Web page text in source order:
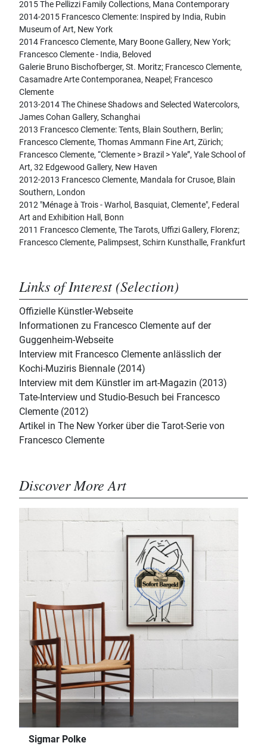
2015 The Pellizzi Family Collections, Mana Contemporary
2014-2015 Francesco Clemente: Inspired by India, Rubin
Museum of Art, New York
2014 Francesco Clemente, Mary Boone Gallery, New York;
Francesco Clemente - India, Beloved
Galerie Bruno Bischofberger, St. Moritz; Francesco Clemente,
Casamadre Arte Contemporanea, Neapel; Francesco
Clemente
2013-2014 The Chinese Shadows and Selected Watercolors,
James Cohan Gallery, Schanghai
2013 Francesco Clemente: Tents, Blain Southern, Berlin;
Francesco Clemente, Thomas Ammann Fine Art, Zürich;
Francesco Clemente, “Clemente > Brazil > Yale”, Yale School of
Art, 32 Edgewood Gallery, New Haven
2012-2013 Francesco Clemente, Mandala for Crusoe, Blain
Southern, London
2012 "Ménage à Trois - Warhol, Basquiat, Clemente", Federal
Art and Exhibition Hall, Bonn
2011 Francesco Clemente, The Tarots, Uffizi Gallery, Florenz;
Francesco Clemente, Palimpsest, Schirn Kunsthalle, Frankfurt
Links of Interest (Selection)
Offizielle Künstler-Webseite
Informationen zu Francesco Clemente auf der
Guggenheim-Webseite
Interview mit Francesco Clemente anlässlich der
Kochi-Muziris Biennale (2014)
Interview mit dem Künstler im art-Magazin (2013)
Tate-Interview und Studio-Besuch bei Francesco
Clemente (2012)
Artikel in The New Yorker über die Tarot-Serie von
Francesco Clemente
Discover More Art
Sigmar Polke